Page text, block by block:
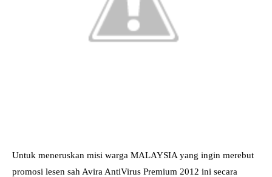
Untuk meneruskan misi warga MALAYSIA yang ingin merebut
promosi lesen sah Avira AntiVirus Premium 2012 ini secara